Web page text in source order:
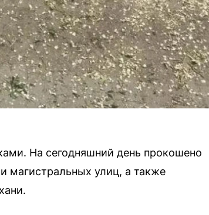
На сегодняшний день прокошено
магистральных улиц, а также